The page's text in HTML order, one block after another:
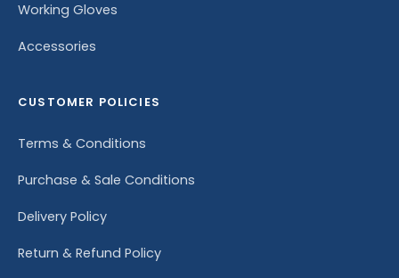
Working Gloves
Accessories
CUSTOMER POLICIES
Terms & Conditions
Purchase & Sale Conditions
Delivery Policy
Return & Refund Policy